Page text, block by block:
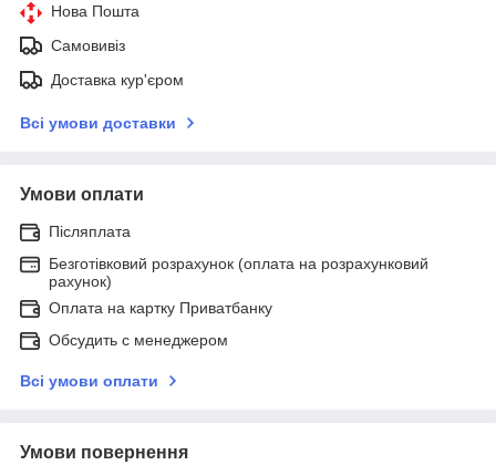
Нова Пошта
Самовивіз
Доставка кур'єром
Всі умови доставки
Умови оплати
Післяплата
Безготівковий розрахунок (оплата на розрахунковий
рахунок)
Оплата на картку Приватбанку
Обсудить с менеджером
Всі умови оплати
Умови повернення